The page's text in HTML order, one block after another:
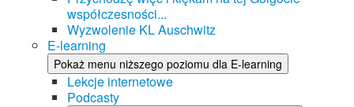
współczesności...
Wyzwolenie KL Auschwitz
E-learning
Pokaż menu niższego poziomu dla E-learning
Lekcje internetowe
Podcasty